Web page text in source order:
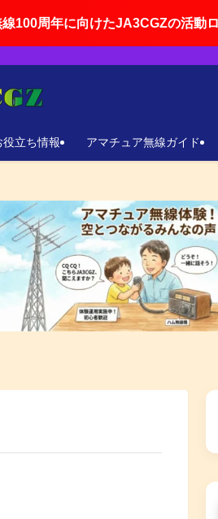
たJA3CGZの活動ロードマップを
役立ち情報 アマチュア無線ガイド